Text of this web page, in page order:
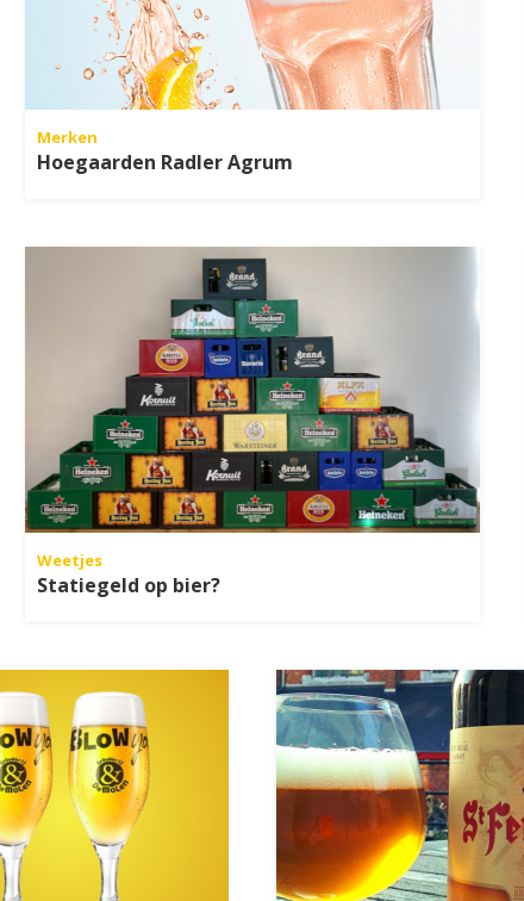
Merken
Hoegaarden Radler Agrum
Weetjes
Statiegeld op bier?